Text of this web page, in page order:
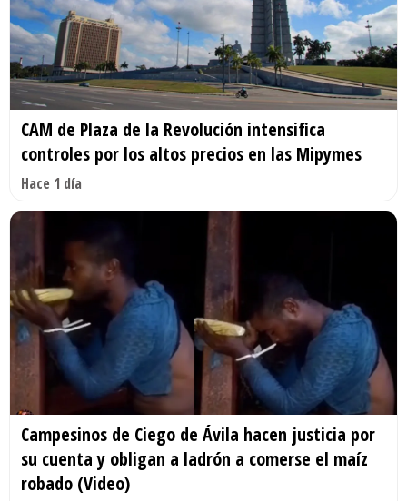
CAM de Plaza de la Revolución intensifica
controles por los altos precios en las Mipymes
Hace 1 día
Campesinos de Ciego de Ávila hacen justicia por
su cuenta y obligan a ladrón a comerse el maíz
robado (Video)